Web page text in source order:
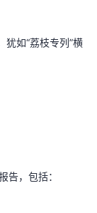
犹如“荔枝专列”横
告，包括：